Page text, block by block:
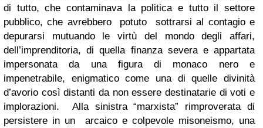
di tutto, che contaminava la politica e tutto il settore
pubblico, che avrebbero potuto sottrarsi al contagio e
depurarsi mutuando le virtù del mondo degli affari,
dell’imprenditoria, di quella finanza severa e appartata
impersonata da una figura di monaco nero e
impenetrabile, enigmatico come una di quelle divinità
d’avorio così distanti da non essere destinatarie di voti e
implorazioni. Alla sinistra “marxista” rimproverata di
persistere in un arcaico e colpevole misoneismo, una